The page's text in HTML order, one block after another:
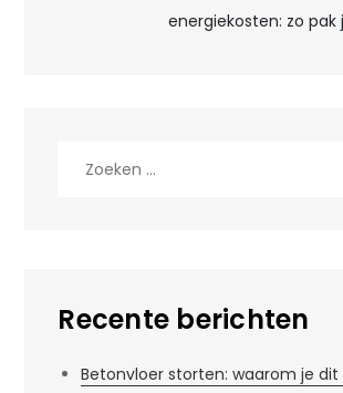
energiekosten: zo pak
Recente berichten
Betonvloer storten: waarom je